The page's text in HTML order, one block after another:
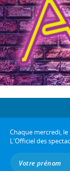
Chaque mercredi,
L'Officiel des